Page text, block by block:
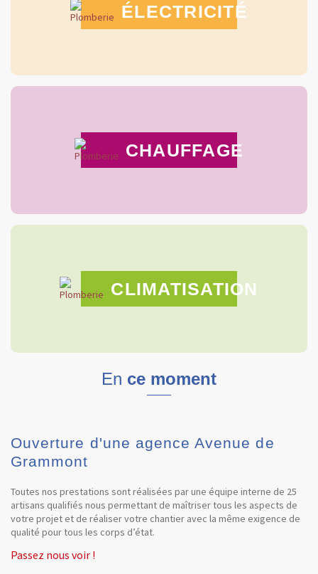
ÉLECTRICITÉ
CHAUFFAGE
CLIMATISATION
En ce moment
Ouverture d'une agence Avenue de
Grammont
Toutes nos prestations sont réalisées par une équipe interne de 25
artisans qualifiés nous permettant de maîtriser tous les aspects de
votre projet et de réaliser votre chantier avec la même exigence de
qualité pour tous les corps d’état.
Passez nous voir !